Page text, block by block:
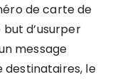
de carte de
d’usurper
message
destinataires, le